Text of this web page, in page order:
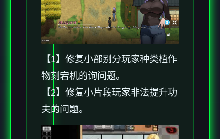
【1】修复小部别分玩家种类植作
物刻宕机的询问题。
【2】修复小片段玩家非法提升功
夫的问题。